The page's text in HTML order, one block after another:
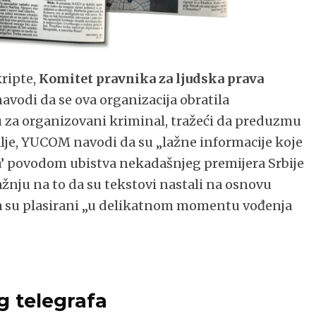
Komitet pravnika za ljudska prava
da se ova organizacija obratila
organizovani kriminal, tražeći da preduzmu
YUCOM navodi da su „lažne informacije koje
povodom ubistva nekadašnjeg premijera Srbije
na to da su tekstovi nastali na osnovu
plasirani „u delikatnom momentu vođenja
telegrafa